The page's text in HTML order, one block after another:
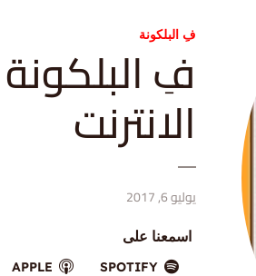
فِ البلكونة
الانترنت
يوليو 6, 2017
اسمعنا على
SPOTIFY
APPLE